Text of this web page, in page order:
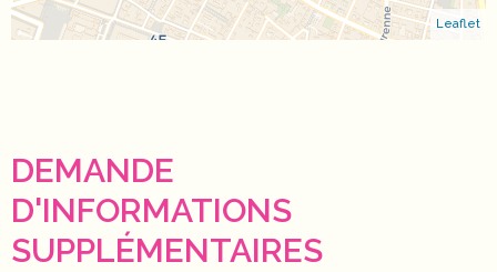
Leaflet
DEMANDE
D'INFORMATIONS
SUPPLÉMENTAIRES